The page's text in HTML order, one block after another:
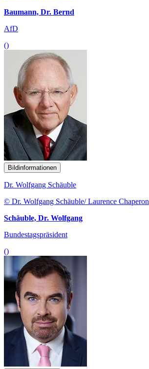
Baumann, Dr. Bernd
AfD
()
Bildinformationen
Dr. Wolfgang Schäuble
© Dr. Wolfgang Schäuble/ Laurence Chaperon
Schäuble, Dr. Wolfgang
Bundestagspräsident
()